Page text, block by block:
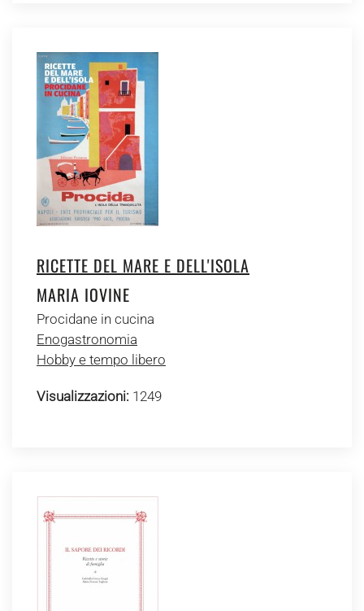
RICETTE DEL MARE E DELL'ISOLA
MARIA IOVINE
Procidane in cucina
Enogastronomia
Hobby e tempo libero
Visualizzazioni: 1249